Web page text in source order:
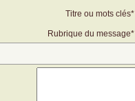
Titre ou mots clés*
Rubrique du message*